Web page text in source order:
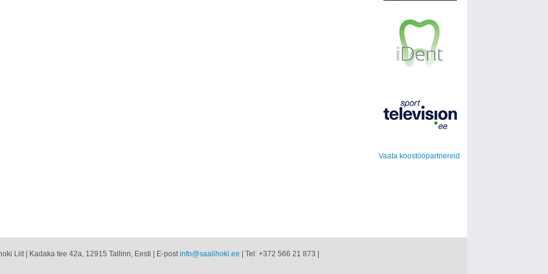
Vaata koostööpartnereid
Liit | Kadaka tee 42a, 12915 Tallinn, Eesti | E-postinfo@saalihoki.ee | Tel: +372 566 21 873 |